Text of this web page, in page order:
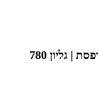
גליון 780